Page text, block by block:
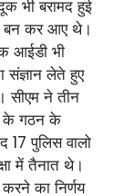
भी बरामद हुई
बन कर आए थे।
आईडी भी
संज्ञान लेते हुए
सीएम ने तीन
के गठन के
17 पुलिस वालो
में तैनात थे।
का निर्णय